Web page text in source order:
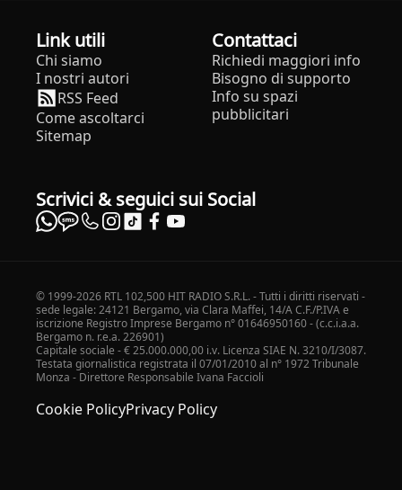
Link utili
Chi siamo
I nostri autori
RSS Feed
Come ascoltarci
Sitemap
Contattaci
Richiedi maggiori info
Bisogno di supporto
Info su spazi
pubblicitari
Scrivici & seguici sui Social
© 1999-2026 RTL 102,500 HIT RADIO S.R.L. - Tutti i diritti riservati -
sede legale: 24121 Bergamo, via Clara Maffei, 14/A C.F./P.IVA e
iscrizione Registro Imprese Bergamo n° 01646950160 - (c.c.i.a.a.
Bergamo n. r.e.a. 226901)
Capitale sociale - € 25.000.000,00 i.v. Licenza SIAE N. 3210/I/3087.
Testata giornalistica registrata il 07/01/2010 al n° 1972 Tribunale
Monza - Direttore Responsabile Ivana Faccioli
Cookie PolicyPrivacy Policy